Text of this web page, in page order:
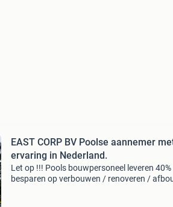
EAST CORP BV Poolse aannemer
ervaring in Nederland.
Let op !!! Pools bouwpersoneel leveren 40%
besparen op verbouwen / renoveren /